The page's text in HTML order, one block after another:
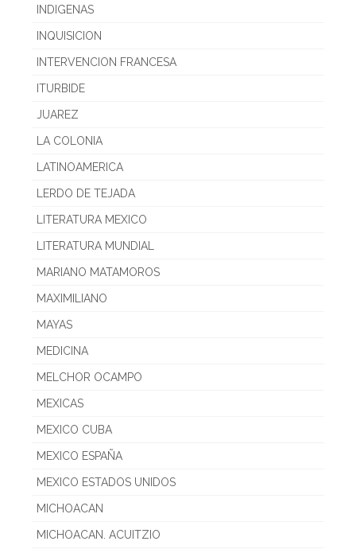
INDIGENAS
INQUISICION
INTERVENCION FRANCESA
ITURBIDE
JUAREZ
LA COLONIA
LATINOAMERICA
LERDO DE TEJADA
LITERATURA MEXICO
LITERATURA MUNDIAL
MARIANO MATAMOROS
MAXIMILIANO
MAYAS
MEDICINA
MELCHOR OCAMPO
MEXICAS
MEXICO CUBA
MEXICO ESPAÑA
MEXICO ESTADOS UNIDOS
MICHOACAN
MICHOACAN. ACUITZIO